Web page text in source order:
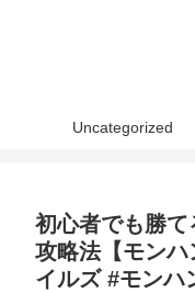
Uncategorized
初心者でも勝
攻略法【モン
イルズ #モンハ